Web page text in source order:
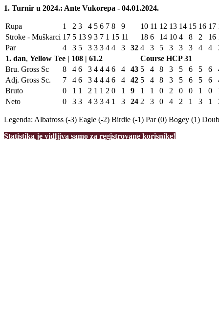
1. Turnir u 2024.: Ante Vukorepa - 04.01.2024.
Rupa 1 2 3 4 5 6 7 8 9 10 11 12 13 14 15 16 17
Stroke - Muškarci 17 5 13 9 3 7 1 15 11 18 6 14 10 4 8 2 16
Par
4 3 5 3 3 3 4 4 3 32 4 3 5 3 3 3 4 4
1. dan, Yellow Tee | 108 | 61.2 Course HCP31
Bru. Gross Sc
8 4 6 3 4 4 4 6 4 43 5 4 8 3 5 6 5 6
Adj. Gross Sc.
7 4 6 3 4 4 4 6 4 42 5 4 8 3 5 6 5 6
Bruto
0 1 1 2 1 1 2 0 1 9 1 1 0 2 0 0 1 0
Neto
0 3 3 4 3 3 4 1 3 24 2 3 0 4 2 1 3 1
Legenda: Albatross (-3) Eagle (-2) Birdie (-1) Par (0) Bogey (1)
Statistika je vidljiva samo za registrovane korisnike!